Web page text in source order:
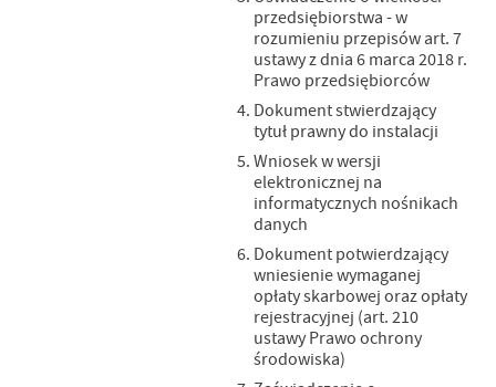
przedsiębiorstwa - w
rozumieniu przepisów art. 7
ustawy z dnia 6 marca 2018 r.
Prawo przedsiębiorców
Dokument stwierdzający
tytuł prawny do instalacji
Wniosek w wersji
elektronicznej na
informatycznych nośnikach
danych
Dokument potwierdzający
wniesienie wymaganej
opłaty skarbowej oraz opłaty
rejestracyjnej (art. 210
ustawy Prawo ochrony
środowiska)